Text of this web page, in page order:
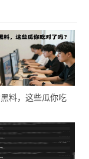
料，这些瓜你吃